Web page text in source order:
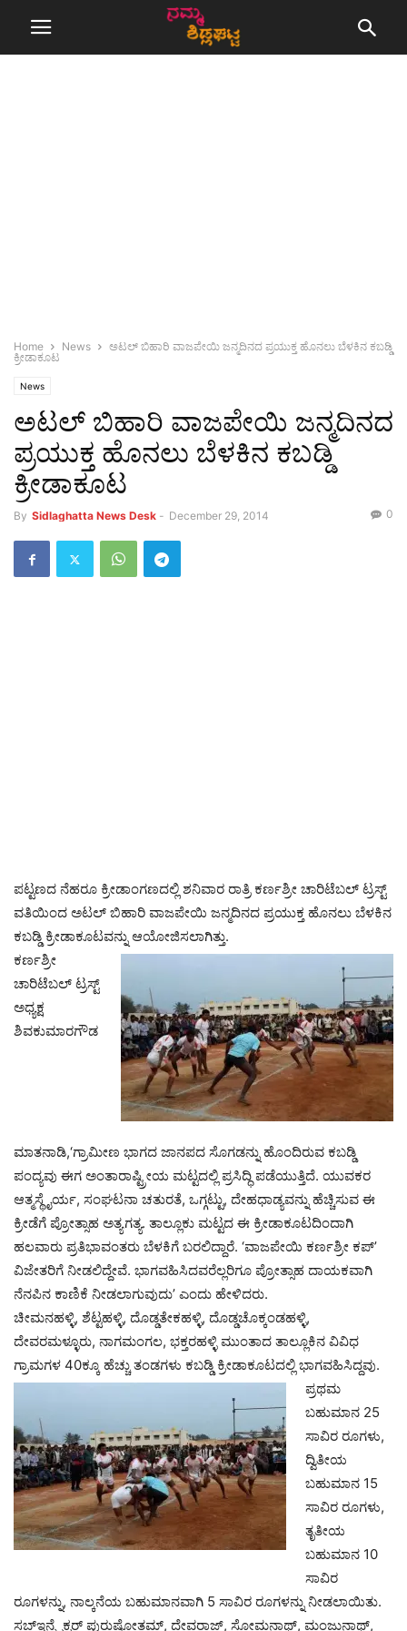
Home News
ಅಟಲ್ ಬಿಹಾರಿ ವಾಜಪೇಯಿ ಜನ್ಮದಿನದ ಪ್ರಯುಕ್ತ ಹೊನಲು ಬೆಳಕಿನ ಕಬಡ್ಡಿ
ಕ್ರೀಡಾಕೂಟ
News
ಅಟಲ್ ಬಿಹಾರಿ ವಾಜಪೇಯಿ ಜನ್ಮದಿನದ
ಪ್ರಯುಕ್ತ ಹೊನಲು ಬೆಳಕಿನ ಕಬಡ್ಡಿ
ಕ್ರೀಡಾಕೂಟ
By Sidlaghatta News Desk - December 29, 2014 0
ಪಟ್ಟಣದ ನೆಹರೂ ಕ್ರೀಡಾಂಗಣದಲ್ಲಿ ಶನಿವಾರ ರಾತ್ರಿ ಕರ್ಣಶ್ರೀ ಚಾರಿಟೆಬಲ್ ಟ್ರಸ್ಟ್
ವತಿಯಿಂದ ಅಟಲ್ ಬಿಹಾರಿ ವಾಜಪೇಯಿ ಜನ್ಮದಿನದ ಪ್ರಯುಕ್ತ ಹೊನಲು ಬೆಳಕಿನ
ಕಬಡ್ಡಿ ಕ್ರೀಡಾಕೂಟವನ್ನು ಆಯೋಜಿಸಲಾಗಿತ್ತು.
ಕರ್ಣಶ್ರೀ
ಚಾರಿಟೆಬಲ್ ಟ್ರಸ್ಟ್
ಅಧ್ಯಕ್ಷ
ಶಿವಕುಮಾರಗೌಡ
ಮಾತನಾಡಿ,‘ಗ್ರಾಮೀಣ ಭಾಗದ ಜಾನಪದ ಸೊಗಡನ್ನು ಹೊಂದಿರುವ ಕಬಡ್ಡಿ
ಪಂದ್ಯವು ಈಗ ಅಂತಾರಾಷ್ಟ್ರೀಯ ಮಟ್ಟದಲ್ಲಿ ಪ್ರಸಿದ್ಧಿ ಪಡೆಯುತ್ತಿದೆ. ಯುವಕರ
ಆತ್ಮಸ್ಥೈರ್ಯ, ಸಂಘಟನಾ ಚತುರತೆ, ಒಗ್ಗಟ್ಟು, ದೇಹಧಾಡ್ಯವನ್ನು ಹೆಚ್ಚಿಸುವ ಈ
ಕ್ರೀಡೆಗೆ ಪ್ರೋತ್ಸಾಹ ಅತ್ಯಗತ್ಯ. ತಾಲ್ಲೂಕು ಮಟ್ಟದ ಈ ಕ್ರೀಡಾಕೂಟದಿಂದಾಗಿ
ಹಲವಾರು ಪ್ರತಿಭಾವಂತರು ಬೆಳಕಿಗೆ ಬರಲಿದ್ದಾರೆ. ‘ವಾಜಪೇಯಿ ಕರ್ಣಶ್ರೀ ಕಪ್’
ವಿಜೇತರಿಗೆ ನೀಡಲಿದ್ದೇವೆ. ಭಾಗವಹಿಸಿದವರೆಲ್ಲರಿಗೂ ಪ್ರೋತ್ಸಾಹ ದಾಯಕವಾಗಿ
ನೆನಪಿನ ಕಾಣಿಕೆ ನೀಡಲಾಗುವುದು’ ಎಂದು ಹೇಳಿದರು.
ಚೀಮನಹಳ್ಳಿ, ಶೆಟ್ಟಹಳ್ಳಿ, ದೊಡ್ಡತೇಕಹಳ್ಳಿ, ದೊಡ್ಡಚೊಕ್ಕಂಡಹಳ್ಳಿ,
ದೇವರಮಳ್ಳೂರು, ನಾಗಮಂಗಲ, ಭಕ್ತರಹಳ್ಳಿ ಮುಂತಾದ ತಾಲ್ಲೂಕಿನ ವಿವಿಧ
ಗ್ರಾಮಗಳ 40ಕ್ಕೂ ಹೆಚ್ಚು ತಂಡಗಳು ಕಬಡ್ಡಿ ಕ್ರೀಡಾಕೂಟದಲ್ಲಿ ಭಾಗವಹಿಸಿದ್ದವು.
ಪ್ರಥಮ
ಬಹುಮಾನ 25
ಸಾವಿರ ರೂಗಳು,
ದ್ವಿತೀಯ
ಬಹುಮಾನ 15
ಸಾವಿರ ರೂಗಳು,
ತೃತೀಯ
ಬಹುಮಾನ 10
ಸಾವಿರ
ರೂಗಳನ್ನು, ನಾಲ್ಕನೆಯ ಬಹುಮಾನವಾಗಿ 5 ಸಾವಿರ ರೂಗಳನ್ನು ನೀಡಲಾಯಿತು.
ಸಬ್ಇನ್ಸ್ಪೆಕ್ಟರ್ ಪುರುಷೋತ್ತಮ್, ದೇವರಾಜ್, ಸೋಮನಾಥ್, ಮಂಜುನಾಥ್,